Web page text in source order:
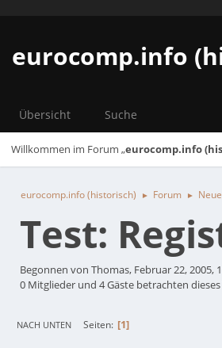
eurocomp.info
Übersicht Suche
Willkommen im Forum „eurocomp.info
eurocomp.info (historisch) ► Forum ►
Test:
Begonnen von Thomas, Februar 22, 2005,
0 Mitglieder und 4 Gäste betrachten
NACH UNTEN Seiten 1